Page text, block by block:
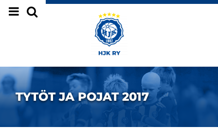
Siirry sivun sisältöön
TYTÖT JA POJAT 2017